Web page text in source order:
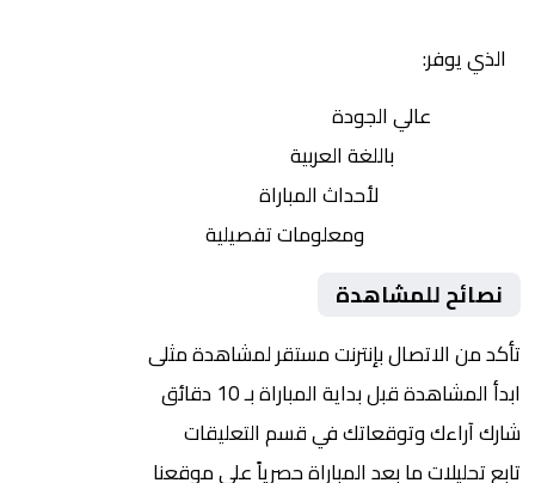
الذي يوفر:
عالي الجودة
باللغة العربية
لأحداث المباراة
ومعلومات تفصيلية
نصائح للمشاهدة
تأكد من الاتصال بإنترنت مستقر لمشاهدة مثلى
ابدأ المشاهدة قبل بداية المباراة بـ 10 دقائق
شارك آراءك وتوقعاتك في قسم التعليقات
تابع تحليلات ما بعد المباراة حصرياً على موقعنا